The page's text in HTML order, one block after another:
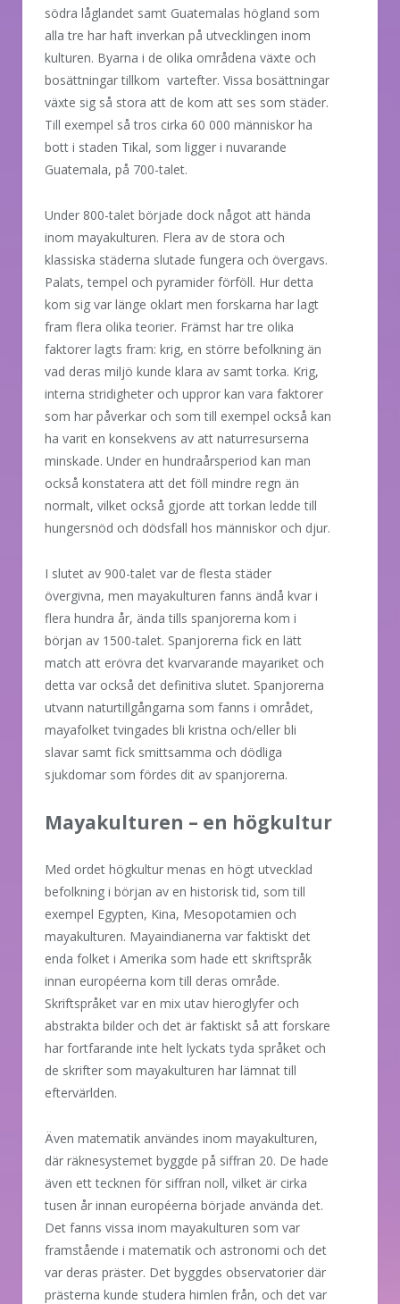
södra låglandet samt Guatemalas högland som
alla tre har haft inverkan på utvecklingen inom
kulturen. Byarna i de olika områdena växte och
bosättningar tillkom vartefter. Vissa bosättningar
växte sig så stora att de kom att ses som städer.
Till exempel så tros cirka 60 000 människor ha
bott i staden Tikal, som ligger i nuvarande
Guatemala, på 700-talet.
Under 800-talet började dock något att hända
inom mayakulturen. Flera av de stora och
klassiska städerna slutade fungera och övergavs.
Palats, tempel och pyramider förföll. Hur detta
kom sig var länge oklart men forskarna har lagt
fram flera olika teorier. Främst har tre olika
faktorer lagts fram: krig, en större befolkning än
vad deras miljö kunde klara av samt torka. Krig,
interna stridigheter och uppror kan vara faktorer
som har påverkar och som till exempel också kan
ha varit en konsekvens av att naturresurserna
minskade. Under en hundraårsperiod kan man
också konstatera att det föll mindre regn än
normalt, vilket också gjorde att torkan ledde till
hungersnöd och dödsfall hos människor och djur.
I slutet av 900-talet var de flesta städer
övergivna, men mayakulturen fanns ändå kvar i
flera hundra år, ända tills spanjorerna kom i
början av 1500-talet. Spanjorerna fick en lätt
match att erövra det kvarvarande mayariket och
detta var också det definitiva slutet. Spanjorerna
utvann naturtillgångarna som fanns i området,
mayafolket tvingades bli kristna och/eller bli
slavar samt fick smittsamma och dödliga
sjukdomar som fördes dit av spanjorerna.
Mayakulturen – en högkultur
Med ordet högkultur menas en högt utvecklad
befolkning i början av en historisk tid, som till
exempel Egypten, Kina, Mesopotamien och
mayakulturen. Mayaindianerna var faktiskt det
enda folket i Amerika som hade ett skriftspråk
innan européerna kom till deras område.
Skriftspråket var en mix utav hieroglyfer och
abstrakta bilder och det är faktiskt så att forskare
har fortfarande inte helt lyckats tyda språket och
de skrifter som mayakulturen har lämnat till
eftervärlden.
Även matematik användes inom mayakulturen,
där räknesystemet byggde på siffran 20. De hade
även ett tecknen för siffran noll, vilket är cirka
tusen år innan européerna började använda det.
Det fanns vissa inom mayakulturen som var
framstående i matematik och astronomi och det
var deras präster. Det byggdes observatorier där
prästerna kunde studera himlen från, och det var